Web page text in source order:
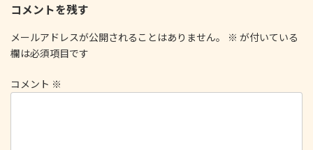
コメントを残す
メールアドレスが公開されることはありません。 ※ が付いている
欄は必須項目です
コメント ※